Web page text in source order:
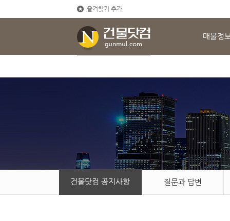
즐겨찾기 추가
매물정
건물닷컴 공지사항 질문과 답변